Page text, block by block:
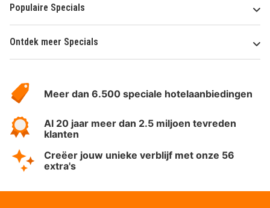
Populaire Specials
Ontdek meer Specials
HotelSpecials
Meer dan 6.500 speciale hotelaanbiedingen
Al 20 jaar meer dan 2.5 miljoen tevreden
klanten
Creëer jouw unieke verblijf met onze 56
extra's